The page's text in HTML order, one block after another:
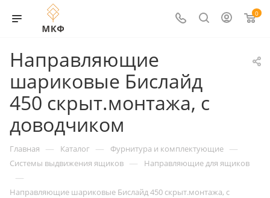
0
Направляющие
шариковые Бислайд
450 скрыт.монтажа, с
доводчиком
Главная — Каталог — Фурнитура и комплектующие —
Системы выдвижения ящиков — Направляющие для ящиков
—
Направляющие шариковые Бислайд 450 скрыт.монтажа, с